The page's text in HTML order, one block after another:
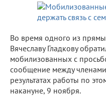
Во время одного из
Вячеславу Гладкову
мобилизованных с
сообщение между
результатах работы по
накануне, 9 ноября.